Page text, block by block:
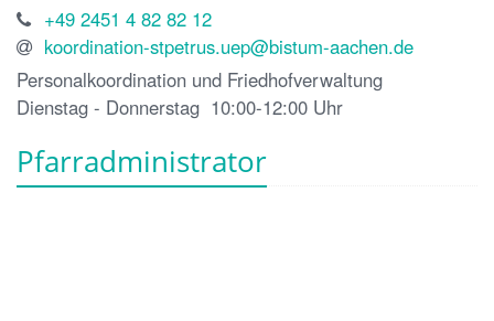
+49 2451 4 82 82 12
koordination-stpetrus.uep@bistum-aachen.de
Personalkoordination und Friedhofverwaltung
Dienstag - Donnerstag 10:00-12:00 Uhr
Pfarradministrator